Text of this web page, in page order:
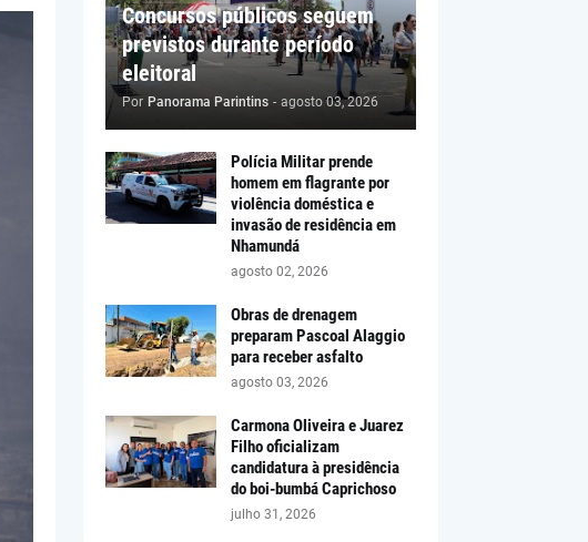
Concursos públicos seguem
previstos durante período
eleitoral
Por Panorama Parintins - agosto 03, 2026
Polícia Militar prende
homem em flagrante por
violência doméstica e
invasão de residência em
Nhamundá
agosto 02, 2026
Obras de drenagem
preparam Pascoal Alaggio
para receber asfalto
agosto 03, 2026
Carmona Oliveira e Juarez
Filho oficializam
candidatura à presidência
do boi-bumbá Caprichoso
julho 31, 2026